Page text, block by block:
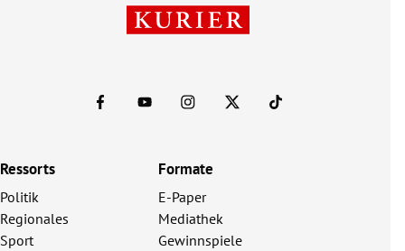
Ressorts
Politik
Regionales
Sport
Formate
E-Paper
Mediathek
Gewinnspiele